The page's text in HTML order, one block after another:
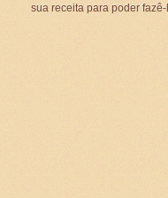
sua receita para poder